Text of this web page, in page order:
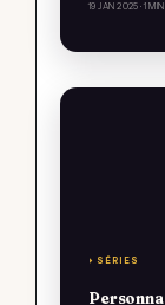
19 JAN 2025 · 1 MIN
⏵ SÉRIES